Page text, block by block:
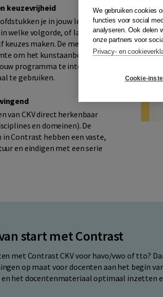
keuzevrijheid
je in jouw lessen
welke volgorde, of laat je
keuzes maken. De methode
om het kunstaanbod uit jouw
programma te integreren en
te gebruiken.
van CKV direct herkenbaar
en domeinen). De
Contrast hebben een vaste,
en eindigen met een serie
start met Contrast
met Contrast CKV voor havo/vwo of tto?
op maat voor docenten aan het begin
het docentenmateriaal optimaal inzetten
We gebruiken cookies
functies voor social
analyseren. Ook delen
onze partners voor
Privacy- en
Cookie-